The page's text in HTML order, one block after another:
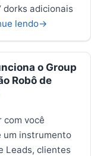
dorks adicionais
lendo→
o Group
Robô de
você
um instrumento
Leads, clientes